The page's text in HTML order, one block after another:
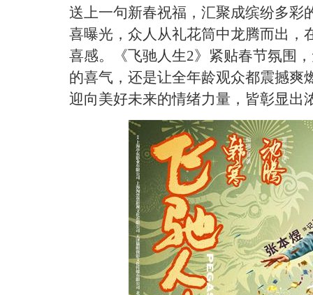
送上一句新春祝福，汇聚成缤纷多彩
喜曝光，众人从礼花筒中龙腾而出，
喜感。《飞驰人生2》紧贴春节氛围
的喜气，还是让全年龄观众都震撼爽
迎向美好未来的情绪力量，皆彰显出